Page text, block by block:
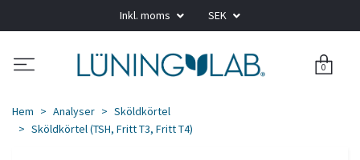
Inkl. moms SEK
0
Hem Analyser
Sköldkörtel
Sköldkörtel (TSH, Fritt T3, Fritt T4)